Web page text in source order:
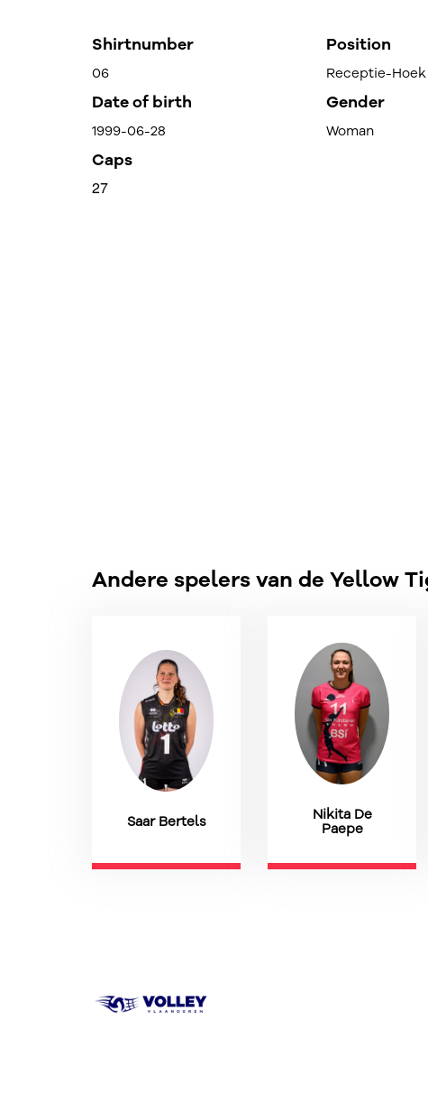
Shirtnumber
06
Position
Receptie-Hoek
Date of birth
1999-06-28
Gender
Woman
Caps
27
Andere spelers van de Yellow
Saar Bertels
Nikita De
Paepe